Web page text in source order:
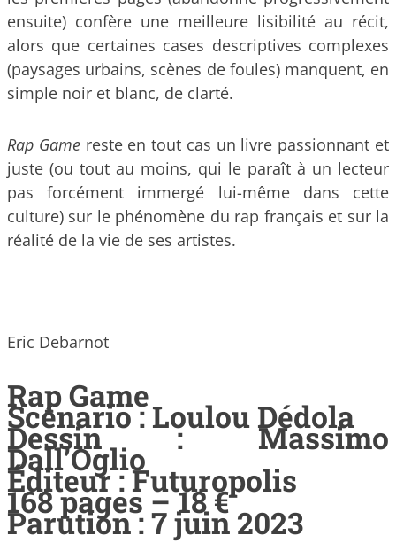
ensuite) confère une meilleure lisibilité au récit,
alors que certaines cases descriptives complexes
(paysages urbains, scènes de foules) manquent, en
simple noir et blanc, de clarté.
Rap Gamereste en tout cas un livre passionnant et
juste (ou tout au moins, qui le paraît à un lecteur
pas forcément immergé lui-même dans cette
culture) sur le phénomène du rap français et sur la
réalité de la vie de ses artistes.
Eric Debarnot
Rap Game
Scénario : Loulou Dédola
Dessin : Massimo
Dall’Oglio
Éditeur : Futuropolis
168 pages – 18 €
Parution : 7 juin 2023